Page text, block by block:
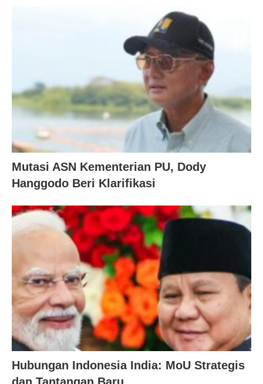
Mutasi ASN Kementerian PU, Dody
Hanggodo Beri Klarifikasi
Hubungan Indonesia India: MoU Strategis